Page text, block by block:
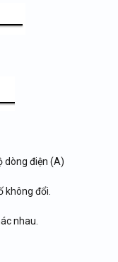
dòng điện (A)
không đổi.
nhau.